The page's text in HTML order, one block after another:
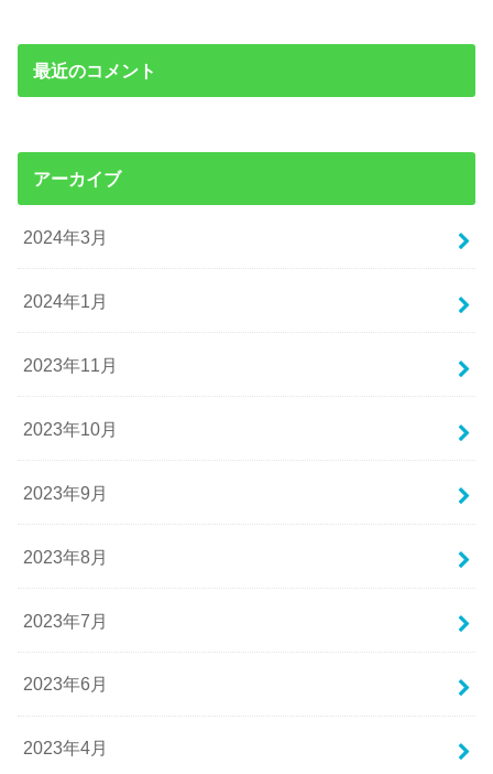
最近のコメント
アーカイブ
2024年3月
2024年1月
2023年11月
2023年10月
2023年9月
2023年8月
2023年7月
2023年6月
2023年4月